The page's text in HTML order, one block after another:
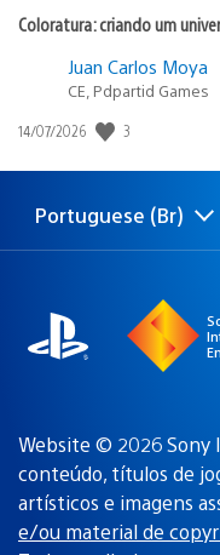
Coloratura: criando um
Juan Carlos Moya
CE, Pdpartid Games
Data
publicação:
14/07/2026 3
Selecione
uma
Região
atual:
Portuguese (Br)
Website © 2026
conteúdo, títulos de
artísticos e imagens
e/ou material de